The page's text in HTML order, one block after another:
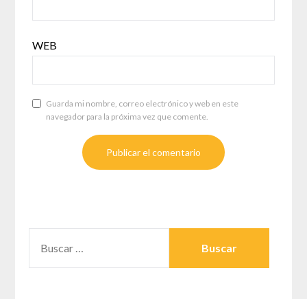
WEB
Guarda mi nombre, correo electrónico y web en este
navegador para la próxima vez que comente.